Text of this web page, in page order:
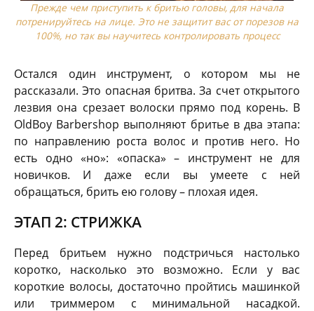
Прежде чем приступить к бритью головы, для начала
потренируйтесь на лице. Это не защитит вас от порезов на
100%, но так вы научитесь контролировать процесс
Остался один инструмент, о котором мы не
рассказали. Это опасная бритва. За счет открытого
лезвия она срезает волоски прямо под корень. В
OldBoy Barbershop выполняют бритье в два этапа:
по направлению роста волос и против него. Но
есть одно «но»: «опаска» – инструмент не для
новичков. И даже если вы умеете с ней
обращаться, брить ею голову – плохая идея.
ЭТАП 2: СТРИЖКА
Перед бритьем нужно подстричься настолько
коротко, насколько это возможно. Если у вас
короткие волосы, достаточно пройтись машинкой
или триммером с минимальной насадкой.